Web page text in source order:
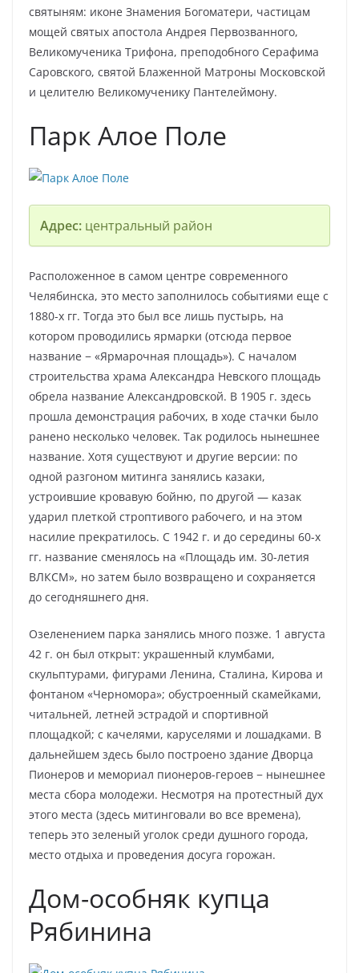
святыням: иконе Знамения Богоматери, частицам
мощей святых апостола Андрея Первозванного,
Великомученика Трифона, преподобного Серафима
Саровского, святой Блаженной Матроны Московской
и целителю Великомученику Пантелеймону.
Парк Алое Поле
Адрес:центральный район
Расположенное в самом центре современного
Челябинска, это место заполнилось событиями еще с
1880-х гг. Тогда это был все лишь пустырь, на
котором проводились ярмарки (отсюда первое
название − «Ярмарочная площадь»). С началом
строительства храма Александра Невского площадь
обрела название Александровской. В 1905 г. здесь
прошла демонстрация рабочих, в ходе стачки было
ранено несколько человек. Так родилось нынешнее
название. Хотя существуют и другие версии: по
одной разгоном митинга занялись казаки,
устроившие кровавую бойню, по другой — казак
ударил плеткой строптивого рабочего, и на этом
насилие прекратилось. С 1942 г. и до середины 60-х
гг. название сменялось на «Площадь им. 30-летия
ВЛКСМ», но затем было возвращено и сохраняется
до сегодняшнего дня.
Озеленением парка занялись много позже. 1 августа
42 г. он был открыт: украшенный клумбами,
скульптурами, фигурами Ленина, Сталина, Кирова и
фонтаном «Черномора»; обустроенный скамейками,
читальней, летней эстрадой и спортивной
площадкой; с качелями, каруселями и лошадками. В
дальнейшем здесь было построено здание Дворца
Пионеров и мемориал пионеров-героев − нынешнее
места сбора молодежи. Несмотря на протестный дух
этого места (здесь митинговали во все времена),
теперь это зеленый уголок среди душного города,
место отдыха и проведения досуга горожан.
Дом-особняк купца
Рябинина